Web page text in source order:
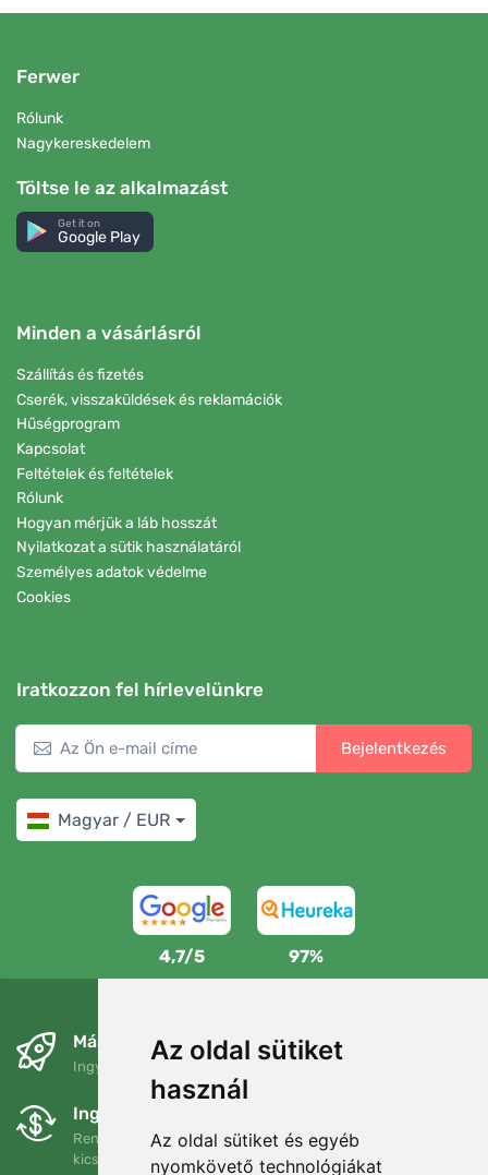
Az oldal sütiket
használ
Az oldal sütiket és egyéb
nyomkövető technológiákat
Ferwer
Rólunk
Nagykereskedelem
Töltse le az alkalmazást
Get it on
Google Play
Minden a vásárlásról
Szállítás és fizetés
Cserék, visszaküldések és reklamációk
Hűségprogram
Kapcsolat
Feltételek és feltételek
Rólunk
Hogyan mérjük a láb hosszát
Nyilatkozat a sütik használatáról
Személyes adatok védelme
Cookies
Iratkozzon fel hírlevelünkre
Bejelentkezés
Magyar / EUR
4,7/5 97%
Másnapra és ingyenesen
Ingyenes szállítás a következő összeg felett: 80 EUR
Ingyenes csere és visszaküldés
Rendelését 90 napon belül bármikor visszaküldheti vagy
kicserélheti.